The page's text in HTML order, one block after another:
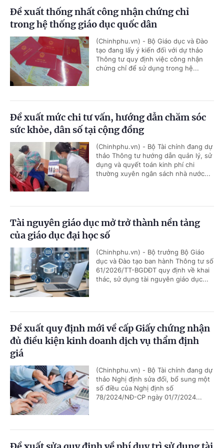
Đề xuất thống nhất công nhận chứng chỉ
trong hệ thống giáo dục quốc dân
(Chinhphu.vn) - Bộ Giáo dục và Đào
tạo đang lấy ý kiến đối với dự thảo
Thông tư quy định việc công nhận
chứng chỉ để sử dụng trong hệ...
Đề xuất mức chi tư vấn, hướng dẫn chăm sóc
sức khỏe, dân số tại cộng đồng
(Chinhphu.vn) - Bộ Tài chính đang dự
thảo Thông tư hướng dẫn quản lý, sử
dụng và quyết toán kinh phí chi
thường xuyên ngân sách nhà nước...
Tài nguyên giáo dục mở trở thành nền tảng
của giáo dục đại học số
(Chinhphu.vn) - Bộ trưởng Bộ Giáo
dục và Đào tạo ban hành Thông tư số
61/2026/TT-BGDĐT quy định về khai
thác, sử dụng tài nguyên giáo dục...
Đề xuất quy định mới về cấp Giấy chứng nhận
đủ điều kiện kinh doanh dịch vụ thẩm định
giá
(Chinhphu.vn) - Bộ Tài chính đang dự
thảo Nghị định sửa đổi, bổ sung một
số điều của Nghị định số
78/2024/NĐ-CP ngày 01/7/2024...